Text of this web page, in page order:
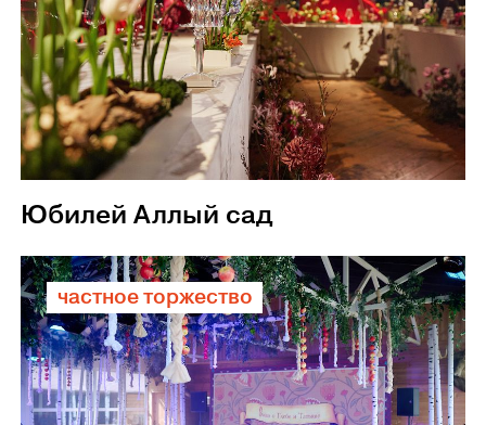
Юбилей Аллый сад
частное торжество